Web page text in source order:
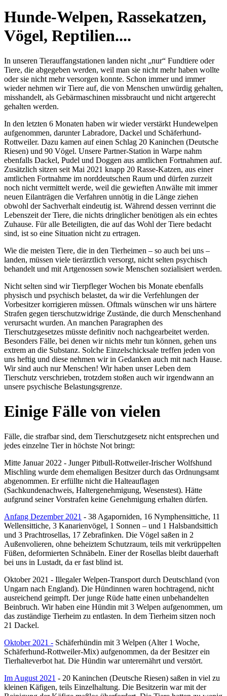
Hunde-Welpen, Rassekatzen,
Vögel, Reptilien....
In unseren Tierauffangstationen landen nicht „nur“ Fundtiere oder
Tiere, die abgegeben werden, weil man sie nicht mehr haben wollte
oder sie nicht mehr versorgen konnte. Schon immer und immer
wieder nehmen wir Tiere auf, die von Menschen unwürdig gehalten,
misshandelt, als Gebärmaschinen missbraucht und nicht artgerecht
gehalten werden.
In den letzten 6 Monaten haben wir wieder verstärkt Hundewelpen
aufgenommen, darunter Labradore, Dackel und Schäferhund-
Rottweiler. Dazu kamen auf einen Schlag 20 Kaninchen (Deutsche
Riesen) und 90 Vögel. Unsere Partner-Station in Warpe nahm
ebenfalls Dackel, Pudel und Doggen aus amtlichen Fortnahmen auf.
Zusätzlich sitzen seit Mai 2021 knapp 20 Rasse-Katzen, aus einer
amtlichen Fortnahme im norddeutschen Raum und dürfen zurzeit
noch nicht vermittelt werde, weil die gewieften Anwälte mit immer
neuen Eilanträgen die Verfahren unnötig in die Länge ziehen
obwohl der Sachverhalt eindeutig ist. Während dessen verrinnt die
Lebenszeit der Tiere, die nichts dringlicher benötigen als ein echtes
Zuhause. Für alle Beteiligten, die auf das Wohl der Tiere bedacht
sind, ist so eine Situation nicht zu ertragen.
Wie die meisten Tiere, die in den Tierheimen – so auch bei uns –
landen, müssen viele tierärztlich versorgt, nicht selten psychisch
behandelt und mit Artgenossen sowie Menschen sozialisiert werden.
Nicht selten sind wir Tierpfleger Wochen bis Monate ebenfalls
physisch und psychisch belastet, da wir die Verfehlungen der
Vorbesitzer korrigieren müssen. Oftmals wünschen wir uns härtere
Strafen gegen tierschutzwidrige Zustände, die durch Menschenhand
verursacht wurden. An manchen Paragraphen des
Tierschutzgesetzes müsste definitiv noch nachgearbeitet werden.
Besonders Fälle, bei denen wir nichts mehr tun können, gehen uns
extrem an die Substanz. Solche Einzelschicksale treffen jeden von
uns heftig und diese nehmen wir in Gedanken auch mit nach Hause.
Wir sind auch nur Menschen! Wir haben unser Leben dem
Tierschutz verschrieben, trotzdem stoßen auch wir irgendwann an
unsere psychische Belastungsgrenze.
Einige Fälle von vielen
Fälle, die strafbar sind, dem Tierschutzgesetz nicht entsprechen und
jedes einzelne Tier in höchste Not bringt:
Mitte Januar 2022 - Junger Pitbull-Rottweiler-Irischer Wolfshund
Mischling wurde dem ehemaligen Besitzer durch das Ordnungsamt
abgenommen. Er erfüllte nicht die Halteauflagen
(Sachkundenachweis, Haltergenehmigung, Wesenstest). Hätte
aufgrund seiner Vorstrafen keine Genehmigung erhalten dürfen.
Anfang Dezember 2021 - 38 Agaporniden, 16 Nymphensittiche, 11
Wellensittiche, 3 Kanarienvögel, 1 Sonnen – und 1 Halsbandsittich
und 3 Prachtrosellas, 17 Zebrafinken. Die Vögel saßen in 2
Außenvolieren, ohne beheiztem Schutzraum, teils mit verkrüppelten
Füßen, deformierten Schnäbeln. Einer der Rosellas bleibt dauerhaft
bei uns in Lustadt, da er fast blind ist.
Oktober 2021 - Illegaler Welpen-Transport durch Deutschland (von
Ungarn nach England). Die Hündinnen waren hochtragend, nicht
ausreichend geimpft. Der junge Rüde hatte einen unbehandelten
Beinbruch. Wir haben eine Hündin mit 3 Welpen aufgenommen, um
das zuständige Tierheim zu entlasten. In dem Tierheim sitzen noch
21 Dackel.
Oktober 2021 - Schäferhündin mit 3 Welpen (Alter 1 Woche,
Schäferhund-Rottweiler-Mix) aufgenommen, da der Besitzer ein
Tierhalteverbot hat. Die Hündin war unterernährt und verstört.
Im August 2021 - 20 Kaninchen (Deutsche Riesen) saßen in viel zu
kleinen Käfigen, teils Einzelhaltung. Die Besitzerin war mit der